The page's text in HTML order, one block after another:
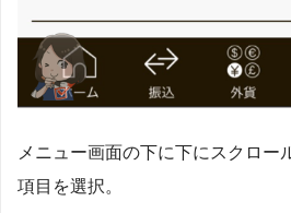
メニュー画面の下に下にスクロー
項目を選択。